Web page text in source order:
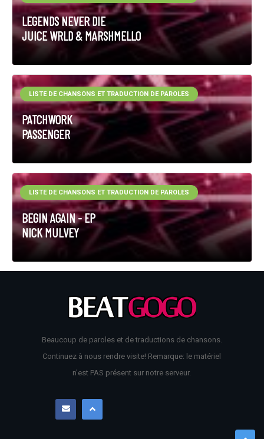
LEGENDS NEVER DIE
JUICE WRLD & MARSHMELLO
PATCHWORK
PASSENGER
LISTE DE CHANSONS ET TRADUCTION DE PAROLES
BEGIN AGAIN - EP
NICK MULVEY
LISTE DE CHANSONS ET TRADUCTION DE PAROLES
Beaucoup de paroles et de traductions de chansons.
Continuez à nous rendre visite! Remarque: le matériel
n'est PAS présent sur notre serveur.